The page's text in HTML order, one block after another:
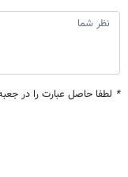
* لطفا حاصل عبارت را در